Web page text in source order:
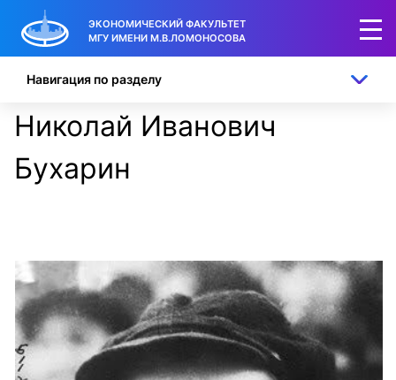
ЭКОНОМИЧЕСКИЙ ФАКУЛЬТЕТ
МГУ ИМЕНИ М.В.ЛОМОНОСОВА
Николай Иванович
Бухарин
Навигация по разделу